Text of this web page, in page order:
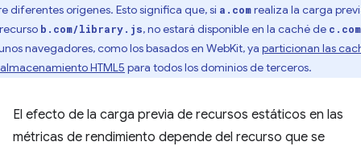
diferentes orígenes. Esto significa que, si a.comrealiza la carga
b.com/library.js, no estará disponible en la caché de c.com
navegadores, como los basados en WebKit, ya particionan las
HTML5 para todos los dominios de terceros.
El efecto de la carga previa de recursos estáticos en las
métricas de rendimiento depende del recurso que se